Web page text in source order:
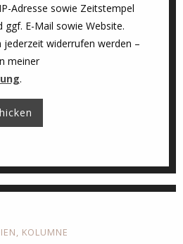
Adresse sowie Zeitstempel
E-Mail sowie Website.
widerrufen werden –
meiner
.
, KOLUMNE